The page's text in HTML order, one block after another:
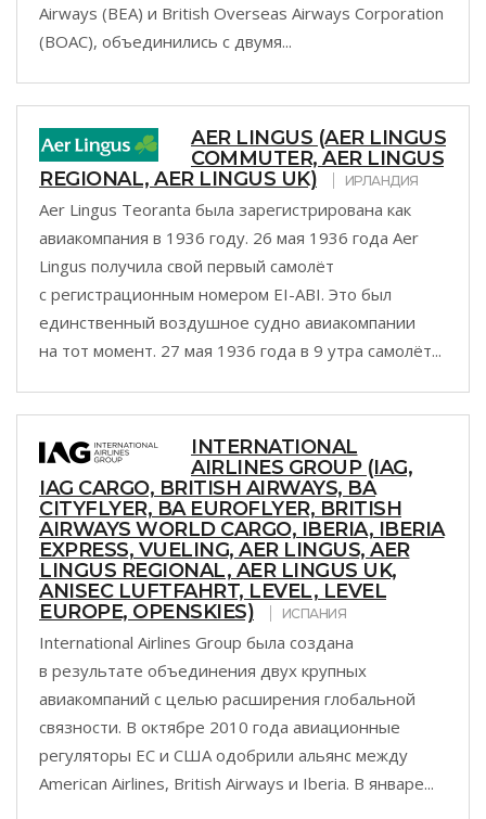
Airways (BEA) и British Overseas Airways Corporation
(BOAC), объединились с двумя...
AER LINGUS (AER LINGUS
COMMUTER, AER LINGUS
REGIONAL, AER LINGUS UK)
ИРЛАНДИЯ
Aer Lingus Teoranta была зарегистрирована как
авиакомпания в 1936 году. 26 мая 1936 года Aer
Lingus получила свой первый самолёт
с регистрационным номером EI-ABI. Это был
единственный воздушное судно авиакомпании
на тот момент. 27 мая 1936 года в 9 утра самолёт...
INTERNATIONAL
AIRLINES GROUP (IAG,
IAG CARGO, BRITISH AIRWAYS, BA
CITYFLYER, BA EUROFLYER, BRITISH
AIRWAYS WORLD CARGO, IBERIA, IBERIA
EXPRESS, VUELING, AER LINGUS, AER
LINGUS REGIONAL, AER LINGUS UK,
ANISEC LUFTFAHRT, LEVEL, LEVEL
EUROPE, OPENSKIES)
ИСПАНИЯ
International Airlines Group была создана
в результате объединения двух крупных
авиакомпаний с целью расширения глобальной
связности. В октябре 2010 года авиационные
регуляторы ЕС и США одобрили альянс между
American Airlines, British Airways и Iberia. В январе...